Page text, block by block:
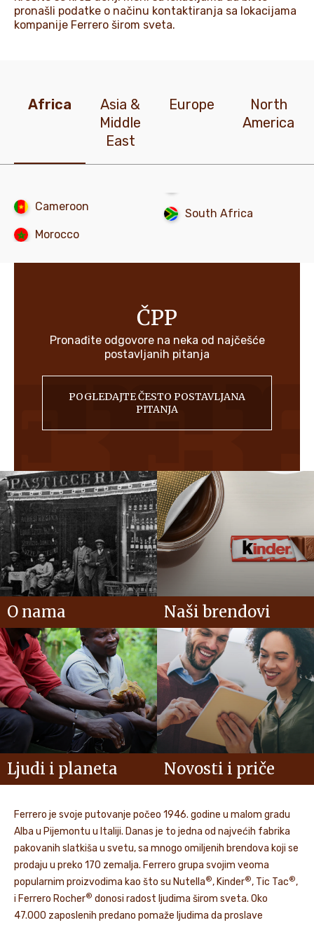
NOVOSTI I PRIČE
pronašli podatke o načinu kontaktiranja sa lokacijama
kompanije Ferrero širom sveta.
Africa
Asia &
Middle
East
Europe
North
America
Cameroon
Morocco
South Africa
ČPP
Pronađite odgovore na neka od najčešće
postavljanih pitanja
POGLEDAJTE ČESTO POSTAVLJANA
PITANJA
O nama Naši brendovi
Ljudi i planeta Novosti i priče
Ferrero je svoje putovanje počeo 1946. godine u malom gradu
Alba u Pijemontu u Italiji. Danas je to jedna od najvećih fabrika
pakovanih slatkiša u svetu, sa mnogo omiljenih brendova koji se
prodaju u preko 170 zemalja. Ferrero grupa svojim veoma
popularnim proizvodima kao što su Nutella®, Kinder®, Tic Tac®,
i Ferrero Rocher® donosi radost ljudima širom sveta. Oko
47.000 zaposlenih predano pomaže ljudima da proslave